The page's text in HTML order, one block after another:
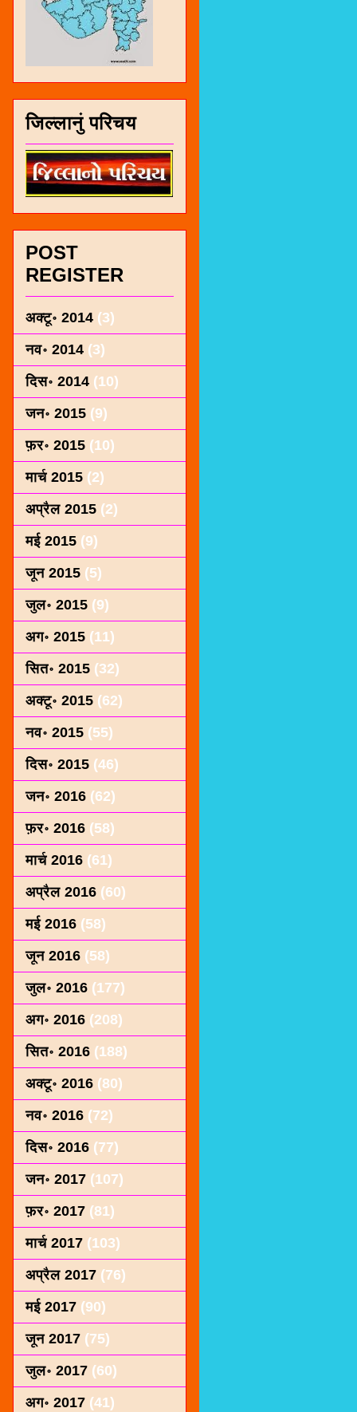
जिल्लानुं परिचय
POST
REGISTER
अक्टू॰ 2014 (3)
नव॰ 2014 (3)
दिस॰ 2014 (10)
जन॰ 2015 (9)
फ़र॰ 2015 (10)
मार्च 2015 (2)
अप्रैल 2015 (2)
मई 2015 (9)
जून 2015 (5)
जुल॰ 2015 (9)
अग॰ 2015 (11)
सित॰ 2015 (32)
अक्टू॰ 2015 (62)
नव॰ 2015 (55)
दिस॰ 2015 (46)
जन॰ 2016 (62)
फ़र॰ 2016 (58)
मार्च 2016 (61)
अप्रैल 2016 (60)
मई 2016 (58)
जून 2016 (58)
जुल॰ 2016 (177)
अग॰ 2016 (208)
सित॰ 2016 (188)
अक्टू॰ 2016 (80)
नव॰ 2016 (72)
दिस॰ 2016 (77)
जन॰ 2017 (107)
फ़र॰ 2017 (81)
मार्च 2017 (103)
अप्रैल 2017 (76)
मई 2017 (90)
जून 2017 (75)
जुल॰ 2017 (60)
अग॰ 2017 (41)